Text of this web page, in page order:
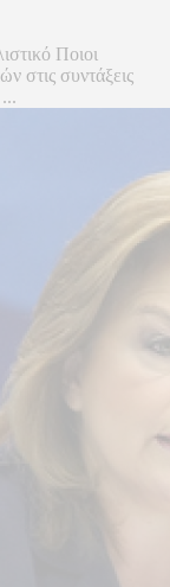
Ποιοι
στις συντάξεις